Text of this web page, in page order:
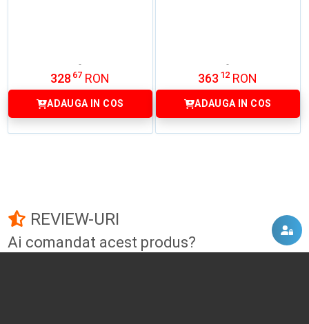
328 67 RON
ADAUGA IN COS
363 12 RON
ADAUGA IN COS
REVIEW-URI
Ai comandat acest produs?